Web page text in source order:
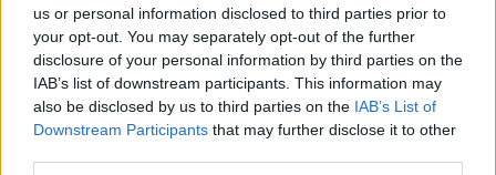
us or personal information disclosed to third parties prior to
your opt-out. You may separately opt-out of the further
disclosure of your personal information by third parties on the
IAB’s list of downstream participants. This information may
also be disclosed by us to third parties on the IAB’s List of
Downstream Participants that may further disclose it to other